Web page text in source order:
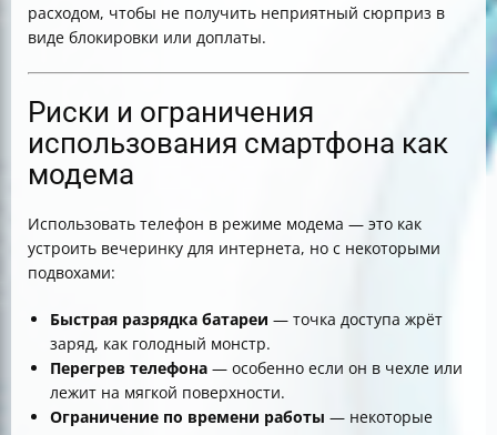
расходом, чтобы не получить неприятный сюрприз в
виде блокировки или доплаты.
Риски и ограничения
использования смартфона как
модема
Использовать телефон в режиме модема — это как
устроить вечеринку для интернета, но с некоторыми
подвохами:
Быстрая разрядка батареи — точка доступа жрёт
заряд, как голодный монстр.
Перегрев телефона — особенно если он в чехле или
лежит на мягкой поверхности.
Ограничение по времени работы — некоторые